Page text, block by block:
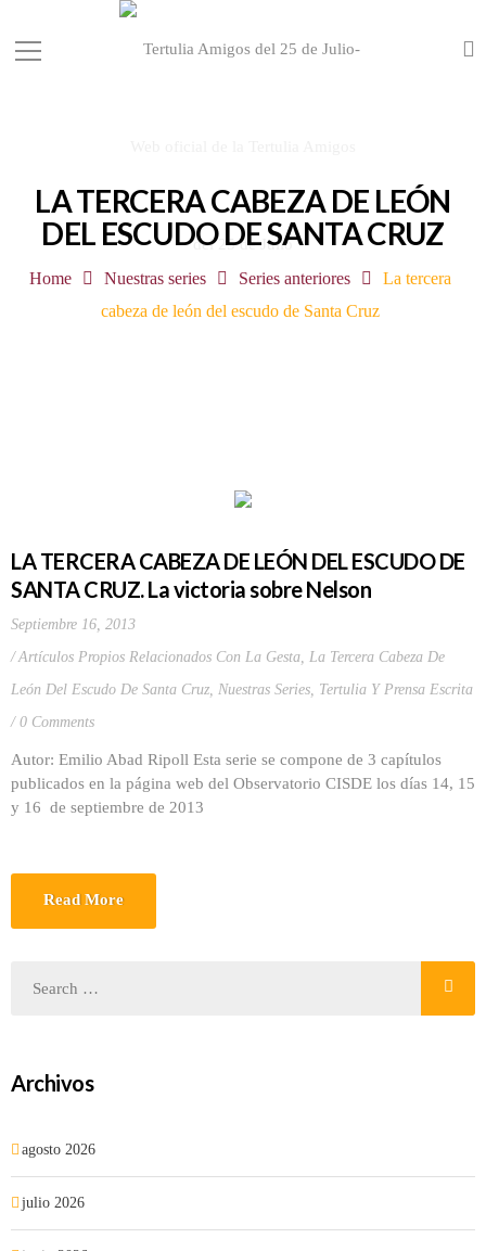
LA TERCERA CABEZA DE LEÓN
DEL ESCUDO DE SANTA CRUZ
Home Nuestras series Series anteriores
La tercera
cabeza de león del escudo de Santa Cruz
LA TERCERA CABEZA DE LEÓN DEL ESCUDO DE
SANTA CRUZ. La victoria sobre Nelson
Septiembre 16, 2013
Artículos Propios Relacionados Con La Gesta, La Tercera Cabeza De
León Del Escudo De Santa Cruz, Nuestras Series, Tertulia Y Prensa Escrita
0 Comments
Autor: Emilio Abad Ripoll Esta serie se compone de 3 capítulos
publicados en la página web del Observatorio CISDE los días 14, 15
y 16 de septiembre de 2013
Read More
Archivos
agosto 2026
julio 2026